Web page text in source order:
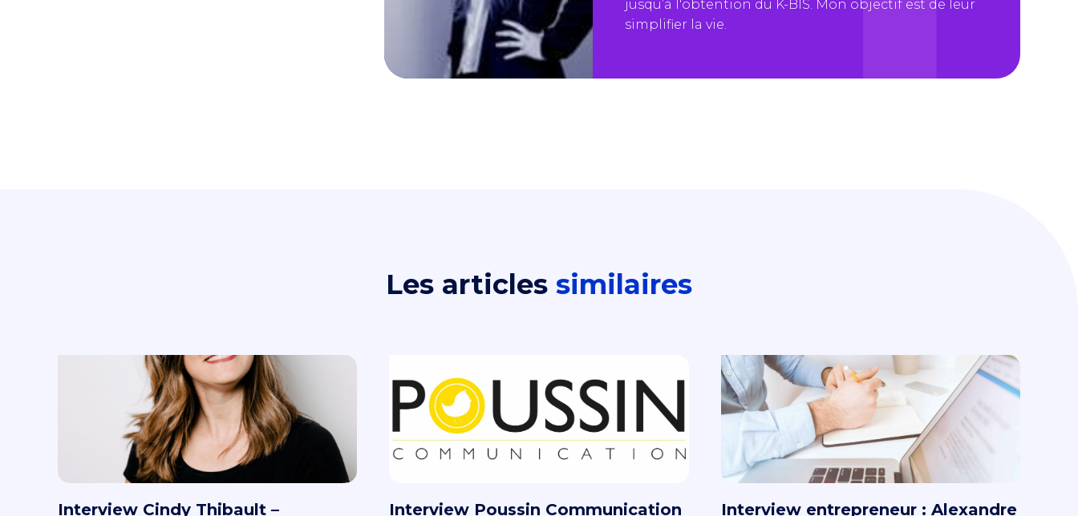
jusqu’à l'obtention du K-BIS. Mon objectif est de leur
simplifier la vie.
Les articles similaires
Interview Cindy Thibault – Interview Poussin Communication Interview entrepreneur : Alexandre